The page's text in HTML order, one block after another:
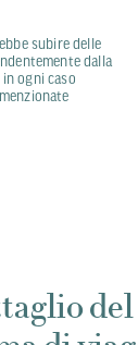
subire delle
dalla
ogni caso